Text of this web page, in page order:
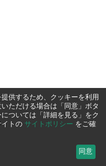
供するため、クッキーを利用
ただける場合は「同意」ボタ
ついては「詳細を見る」をク
イトの サイトポリシー をご確
同意